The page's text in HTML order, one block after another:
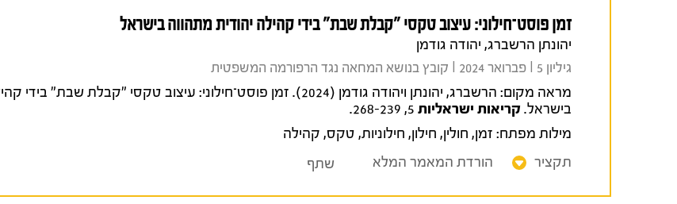
זמן פוסט־חילוני: עיצוב טקסי "קבלת שבת" בידי קהילה יהודית מתהווה בישראל
יהונתן הרשברג, יהודה גודמן
גיליון 5 I פברואר 2024 I קובץ בנושא המחאה נגד הרפורמה המשפטית
מראה מקום:
הרשברג, יהונתן ויהודה גודמן (2024). זמן פוסט־חילוני: עיצוב טקסי "קבלת
בישראל.קריאות ישראליות
מילות מפתח: זמן, חולין, חילון, חילוניות, טקס, קהילה
תקציר
הורדת המאמר המלא שתף